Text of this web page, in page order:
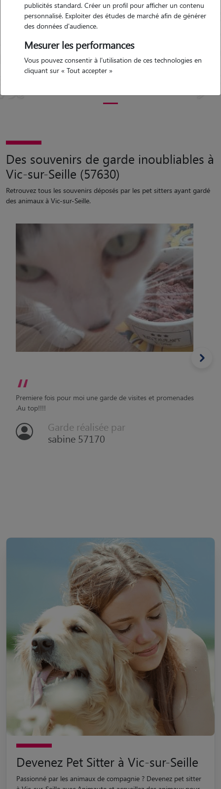
"Les visites à domicile se sont très bien
passées, j'ai pu avoir des photos de mon
chat durant mon absence! Je recommande
5/5
Précédent
Des souvenirs de garde inoubliables à
Vic-sur-Seille (57630)
Retrouvez tous les souvenirs déposés par les pet sitters ayant gardé
des animaux à Vic-sur-Seille.
“
Premiere fois pour moi une garde de visites et promenades
.Au top!!!!
Garde réalisée par
sabine 57170
Devenez Pet Sitter à Vic-sur-Seille
Passionné par les animaux de compagnie ? Devenez pet sitter
publicités standard. Créer un profil pour afficher un contenu
personnalisé. Exploiter des études de marché afin de générer
des données d'audience.
Mesurer les performances
Vous pouvez consentir à l'utilisation de ces technologies en
cliquant sur « Tout accepter »